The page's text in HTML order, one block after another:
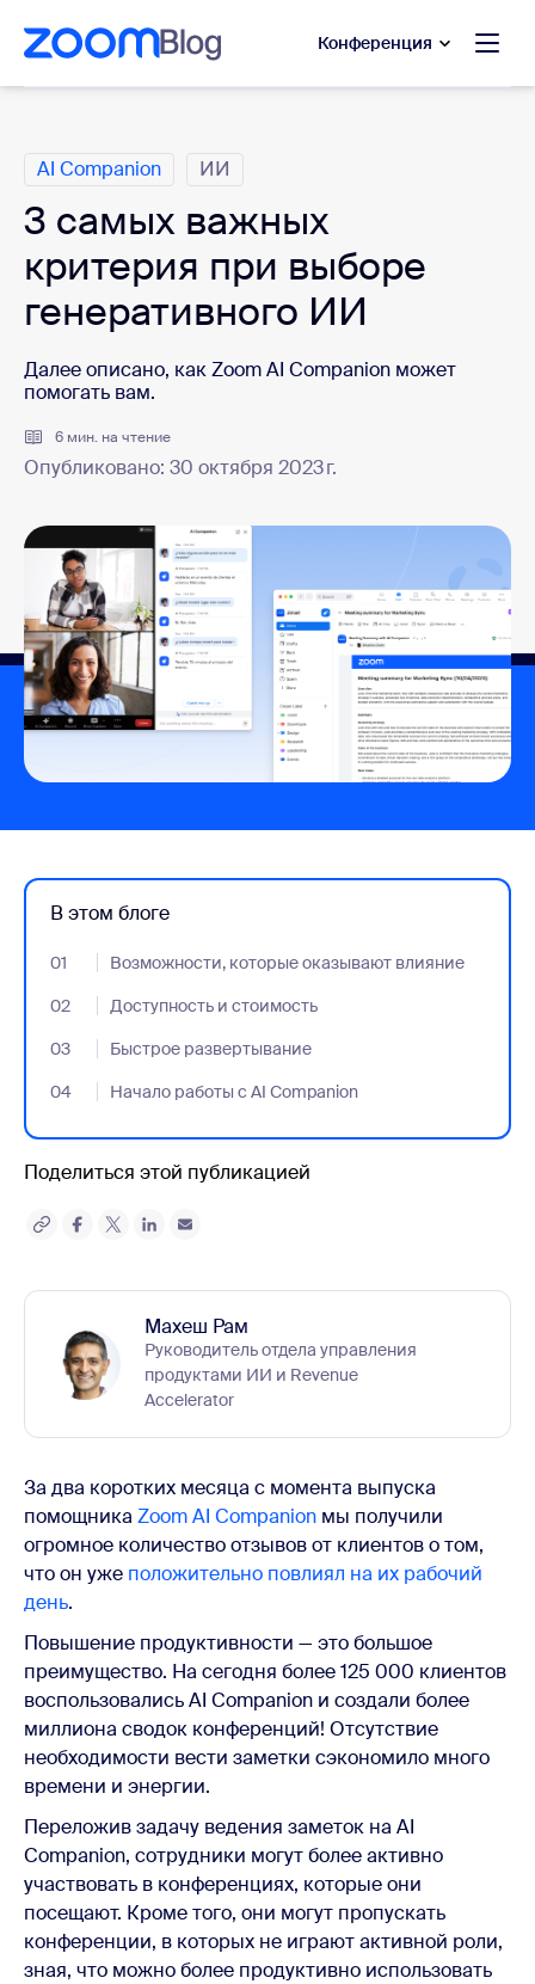
содержанию
в чат помощи
Конференция
AI Companion ИИ
3 самых важных
критерия при выборе
генеративного ИИ
Далее описано, как Zoom AI Companion может
помогать вам.
6 мин. на чтение
Опубликовано: 30 октября 2023 г.
В этом блоге
01 Возможности, которые оказывают влияние
- Jumplink to Возможности, которые оказывают влияние
02
Доступность и стоимость
- Jumplink to Доступность и стоимость
03
Быстрое развертывание
- Jumplink to Быстрое развертывание
04
Начало работы с AI Companion
- Jumplink to Начало работы с AI Companion
Поделиться этой публикацией
Махеш Рам
Руководитель отдела управления
продуктами ИИ и Revenue
Accelerator
За два коротких месяца с момента выпуска
помощника Zoom AI Companion мы получили
огромное количество отзывов от клиентов о том,
что он уже положительно повлиял на их рабочий
день.
Повышение продуктивности — это большое
преимущество. На сегодня более 125 000 клиентов
воспользовались AI Companion и создали более
миллиона сводок конференций! Отсутствие
необходимости вести заметки сэкономило много
времени и энергии.
Переложив задачу ведения заметок на AI
Companion, сотрудники могут более активно
участвовать в конференциях, которые они
посещают. Кроме того, они могут пропускать
конференции, в которых не играют активной роли,
зная, что можно более продуктивно использовать